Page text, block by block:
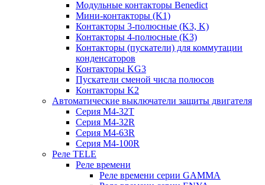
Модульные контакторы Benedict
Мини-контакторы (K1)
Контакторы 3-полюсные (K3, K)
Контакторы 4-полюсные (K3)
Контакторы (пускатели) для коммутации
конденсаторов
Контакторы KG3
Пускатели сменой числа полюсов
Контакторы K2
Автоматические выключатели защиты двигателя
Серия M4-32T
Серия M4-32R
Серия M4-63R
Серия M4-100R
Реле TELE
Реле времени
Реле времени серии GAMMA